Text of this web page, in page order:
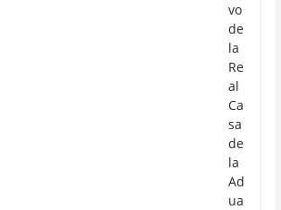
vo
de
la
Re
al
Ca
sa
de
la
Ad
ua